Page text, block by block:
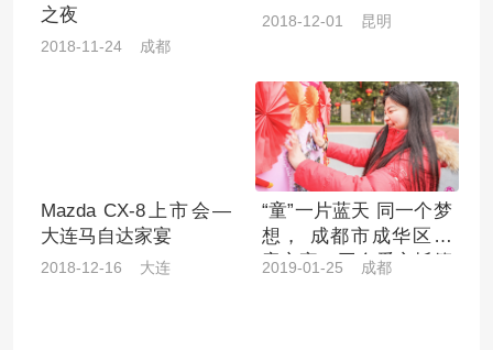
之夜
2018-11-24 成都
2018-12-01 昆明
Mazda CX-8上市会—
大连马自达家宴
2018-12-16 大连
“童”一片蓝天 同一个梦
想， 成都市成华区儿
童之家、工会爱心托管
2019-01-25 成都